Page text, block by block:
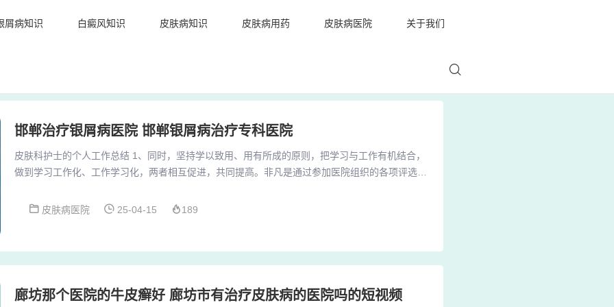
屑病知识 白癜风知识 皮肤病知识 皮肤病用药 皮肤病医院 关于我们
邯郸治疗银屑病医院 邯郸银屑病治疗专科医院
皮肤科护士的个人工作总结 1、同时，坚持学以致用、用有所成的原则，把学习与工作有机结合，
做到学习工作化、工作学习化，两者相互促进，共同提高。非凡是通过参加医院组织的各项评选活
效率等方面都有了很大提高。2、皮肤科的工作总结1： 严格执行查对制度，做好查对工作，确保
皮肤病医院 25-04-15 189
廊坊那个医院的牛皮癣好 廊坊市有治疗皮肤病的医院吗的短视频